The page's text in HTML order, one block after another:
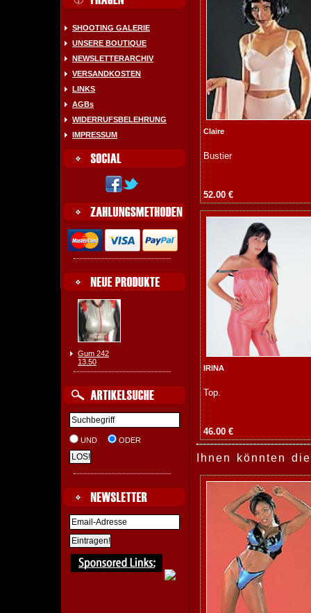
SHOOTING GALERIE
UNSERE BOUTIQUE
NEWSLETTERARCHIV
VERSANDKOSTEN
LINKS
AGBs
WIDERRUFSBELEHRUNG
IMPRESSUM
Gum 242
13.50
UND ODER
Claire
Bustier
52.00 €
IRINA
Top.
46.00 €
Ihnen könnten